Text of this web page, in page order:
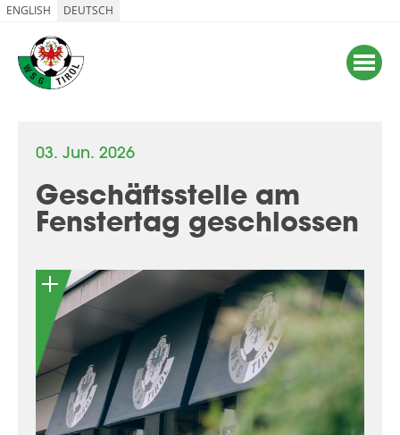
ENGLISH DEUTSCH
03. Jun. 2026
Geschäftsstelle am
Fenstertag geschlossen